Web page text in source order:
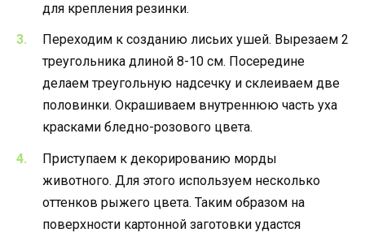
для крепления резинки.
Переходим к созданию лисьих ушей. Вырезаем 2
треугольника длиной 8-10 см. Посередине
делаем треугольную надсечку и склеиваем две
половинки. Окрашиваем внутреннюю часть уха
красками бледно-розового цвета.
Приступаем к декорированию морды
животного. Для этого используем несколько
оттенков рыжего цвета. Таким образом на
поверхности картонной заготовки удастся